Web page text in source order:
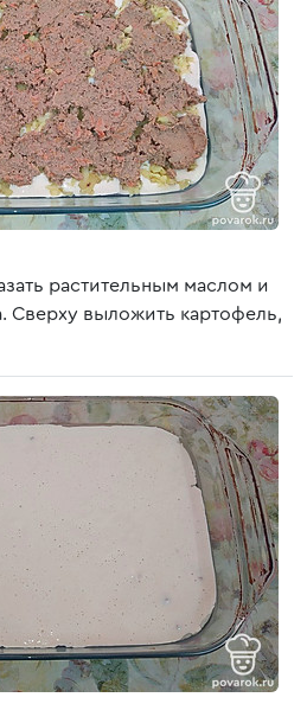
растительным маслом и
Сверху выложить картофель,